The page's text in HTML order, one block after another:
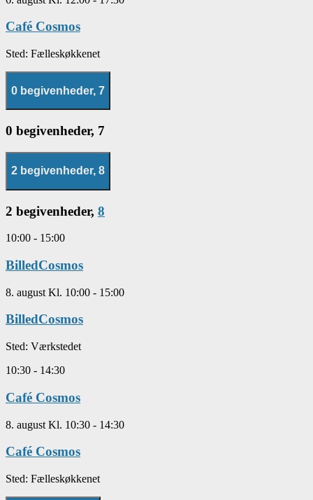
Café Cosmos
Sted: Fælleskøkkenet
0 begivenheder, 7
0 begivenheder, 7
2 begivenheder, 8
2 begivenheder, 8
10:00 - 15:00
BilledCosmos
8. august Kl. 10:00 - 15:00
BilledCosmos
Sted: Værkstedet
10:30 - 14:30
Café Cosmos
8. august Kl. 10:30 - 14:30
Café Cosmos
Sted: Fælleskøkkenet